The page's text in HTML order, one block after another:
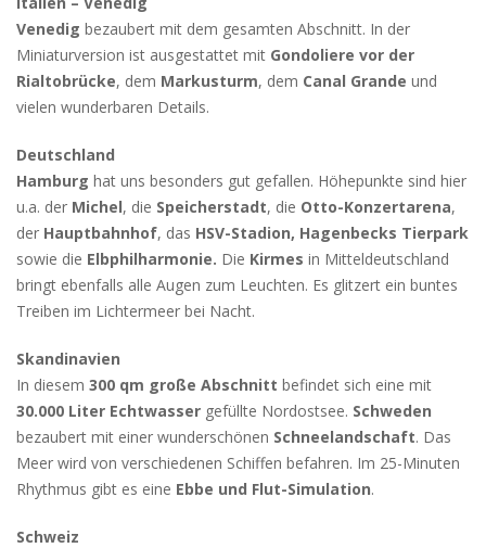
Venedig bezaubert mit dem gesamten Abschnitt. In der
Miniaturversion ist ausgestattet mit Gondoliere vor der
Rialtobrücke, dem Markusturm, dem Canal Grande und
vielen wunderbaren Details.
Deutschland
Hamburg hat uns besonders gut gefallen. Höhepunkte sind hier
u.a. der Michel, die Speicherstadt, die Otto-Konzertarena,
der Hauptbahnhof, das HSV-Stadion, Hagenbecks Tierpark
sowie die Elbphilharmonie. Die Kirmes in Mitteldeutschland
bringt ebenfalls alle Augen zum Leuchten. Es glitzert ein buntes
Treiben im Lichtermeer bei Nacht.
Skandinavien
In diesem 300 qm große Abschnitt befindet sich eine mit
30.000 Liter Echtwasser gefüllte Nordostsee. Schweden
bezaubert mit einer wunderschönen Schneelandschaft. Das
Meer wird von verschiedenen Schiffen befahren. Im 25-Minuten
Rhythmus gibt es eine Ebbe und Flut-Simulation.
Schweiz